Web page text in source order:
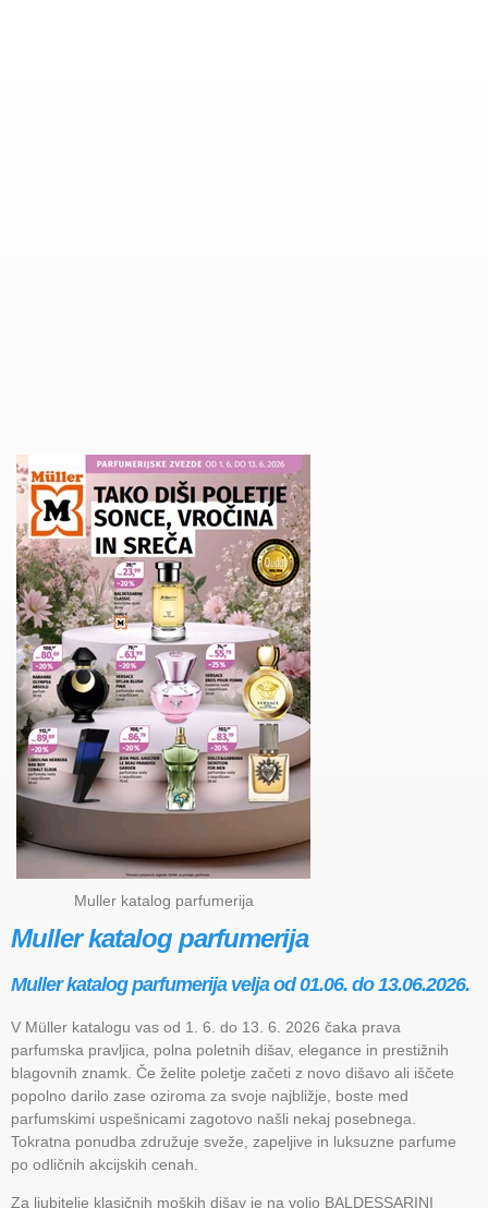
Muller katalog parfumerija
Muller katalog parfumerija
Muller katalog parfumerija velja od 01.06. do 13.06.2026.
V Müller katalogu vas od 1. 6. do 13. 6. 2026 čaka prava
parfumska pravljica, polna poletnih dišav, elegance in prestižnih
blagovnih znamk. Če želite poletje začeti z novo dišavo ali iščete
popolno darilo zase oziroma za svoje najbližje, boste med
parfumskimi uspešnicami zagotovo našli nekaj posebnega.
Tokratna ponudba združuje sveže, zapeljive in luksuzne parfume
po odličnih akcijskih cenah.
Za ljubitelje klasičnih moških dišav je na voljo BALDESSARINI